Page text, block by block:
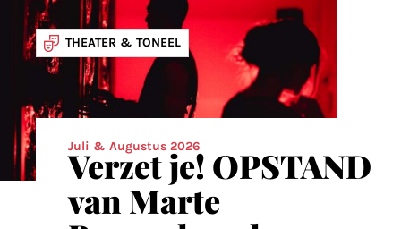
THEATER & TONEEL
Juli & Augustus 2026
Verzet je! OPSTAND
van Marte